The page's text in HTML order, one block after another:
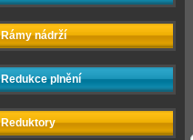
Rámy nádrží
Redukce plnění
Reduktory